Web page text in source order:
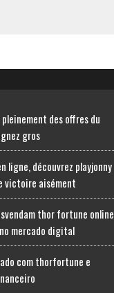
des offres du
gros
ligne, découvrez playjonny
victoire aisément
thor fortune online
mercado digital
com thorfortune e